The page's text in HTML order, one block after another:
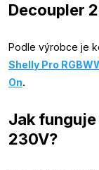
Decoupler
Podle výrobce je
Shelly Pro
On.
Jak funguje
230V?